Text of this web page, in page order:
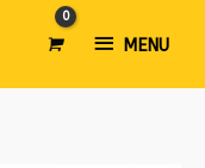
MENU
MENU